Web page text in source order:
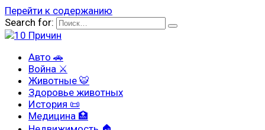
Перейти к содержанию
Search for:
Авто 🚗
Война ⚔
Животные 🐯
Здоровье животных
История 📜
Медицина 🏥